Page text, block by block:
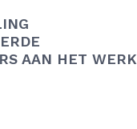
AAN HET WERK